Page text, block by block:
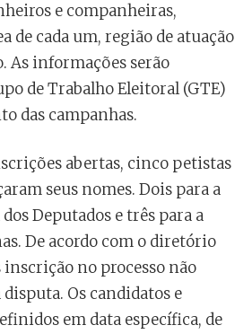
e companheiras,
de cada um, região de atuação
As informações serão
de Trabalho Eleitoral (GTE)
das campanhas.
abertas, cinco petistas
seus nomes. Dois para a
Deputados e três para a
De acordo com o diretório
inscrição no processo não
disputa. Os candidatos e
em data específica, de